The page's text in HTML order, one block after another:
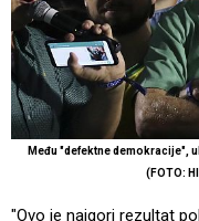
Među "defektne demokracije",
(FOTO:
"Ovo je najgori rezultat